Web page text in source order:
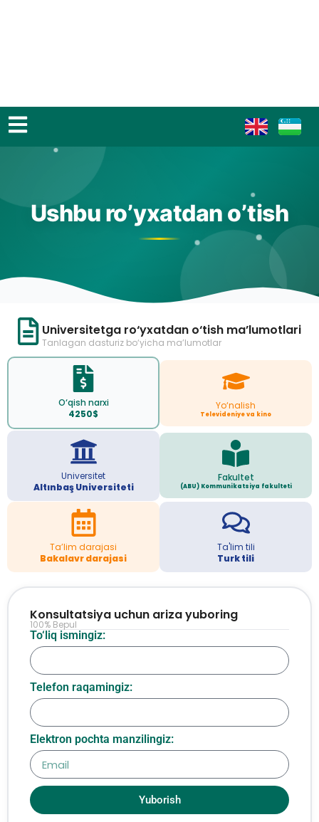
Ushbu ro’yxatdan o’tish
Universitetga ro‘yxatdan o‘tish ma’lumotlari
Tanlagan dasturiz bo‘yicha ma’lumotlar
O‘qish narxi
4250$
Yo‘nalish
Televideniye va kino
Universitet
Altınbaş Universiteti
Fakultet
(ABU) Kommunikatsiya fakulteti
Ta’lim darajasi
Bakalavr darajasi
Ta'lim tili
Turk tili
To‘liq ismingiz:
Telefon raqamingiz:
Elektron pochta manzilingiz:
Yuborish
Konsultatsiya uchun ariza yuboring
100% Bepul